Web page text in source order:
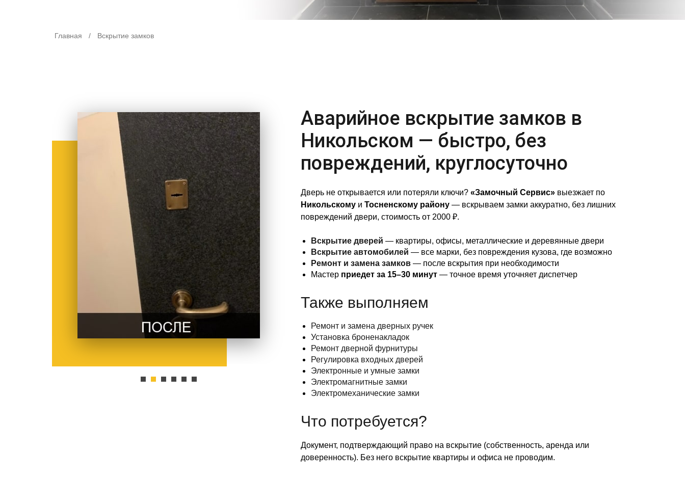
Главная / Вскрытие замков
Аварийное вскрытие замков в
Никольском — быстро, без
повреждений, круглосуточно
Дверь не открывается или потеряли ключи? «Замочный Сервис»выезжает по
Никольскому и Тосненскому району— вскрываем замки аккуратно, без лишних
повреждений двери, стоимость от 2000 ₽.
Вскрытие дверей — квартиры, офисы, металлические и деревянные двери
Вскрытие автомобилей — все марки, без повреждения кузова, где возможно
Ремонт и замена замков— после вскрытия при необходимости
Мастер приедет за 15–30 минут— точное время уточняет диспетчер
Также выполняем
Ремонт и замена дверных ручек
Установка броненакладок
Ремонт дверной фурнитуры
Регулировка входных дверей
Электронные и умные замки
Электромагнитные замки
Электромеханические замки
Что потребуется?
Документ, подтверждающий право на вскрытие (собственность, аренда или
доверенность). Без него вскрытие квартиры и офиса не проводим.